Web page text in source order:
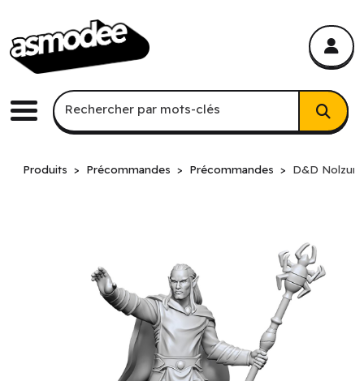
Menu
Recherche par mots-clés
Rechercher par mots-clés
Produits Précommandes Précommandes D&D